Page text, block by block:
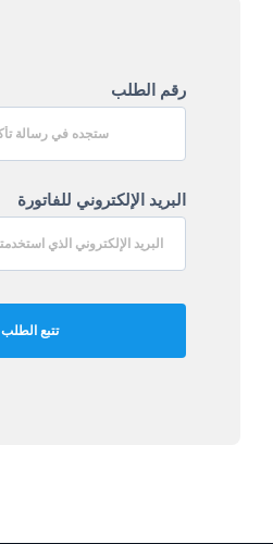
رقم الطلب
البريد الإلكتروني للفاتورة
تتبع الطلب